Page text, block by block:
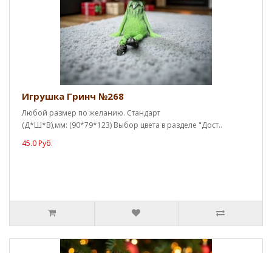
Игрушка Гринч №268
Любой размер по желанию. Стандарт
(Д*Ш*В),мм: (90*79*123) Выбор цвета в разделе "Дост..
45.0 Руб.